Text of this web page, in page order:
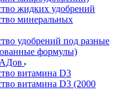
жидких удобрений
минеральных
удобрений под разные
формулы)
витамина D3
витамина D3 (2000